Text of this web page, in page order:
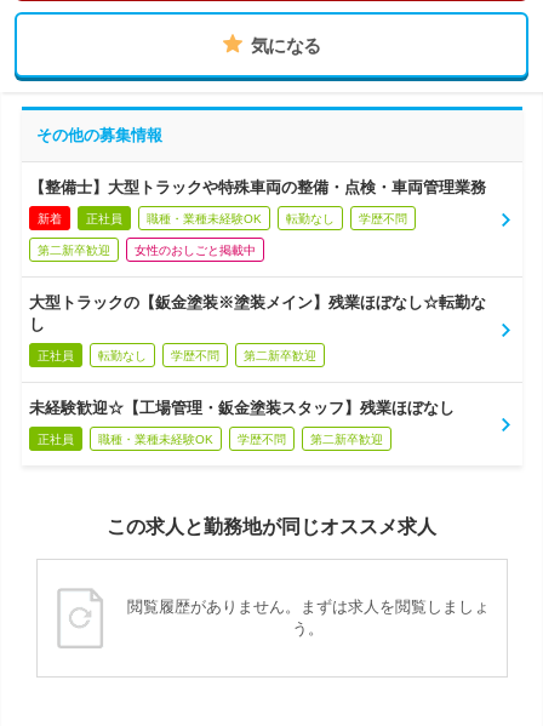
気になる
その他の募集情報
【整備士】大型トラックや特殊車両の整備・点検・車両管理業務
新着 正社員 職種・業種未経験OK 転勤なし 学歴不問
第二新卒歓迎 女性のおしごと掲載中
大型トラックの【鈑金塗装※塗装メイン】残業ほぼなし☆転勤な
し
正社員 転勤なし 学歴不問 第二新卒歓迎
未経験歓迎☆【工場管理・鈑金塗装スタッフ】残業ほぼなし
正社員 職種・業種未経験OK 学歴不問 第二新卒歓迎
この求人と勤務地が同じオススメ求人
閲覧履歴がありません。まずは求人を閲覧しましょ
う。